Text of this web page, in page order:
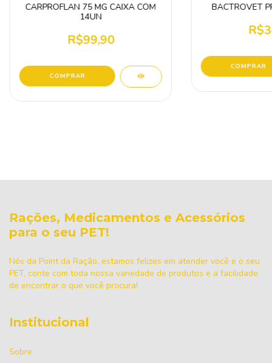
CARPROFLAN 75 MG CAIXA COM
14UN
R$99,90
BACTROVET
Rações, Medicamentos e Acessórios
para o seu PET!
Nós da Point da Ração, estamos felizes em atender você e o seu
PET, conte com toda nossa variedade de produtos e a facilidade
de encontrar o que você procura!
Institucional
Sobre